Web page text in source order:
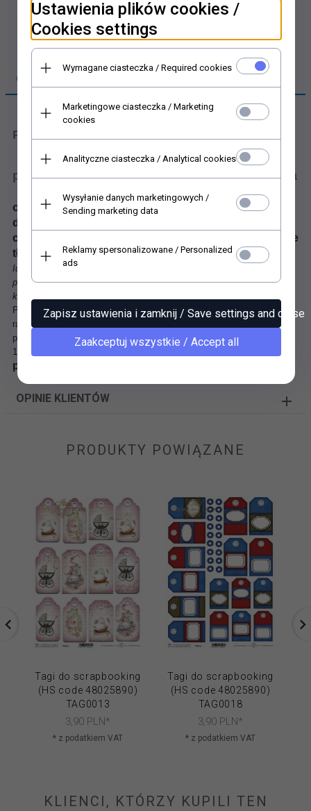
OPIS PRODUKTU
Papier scrapbooking
papier półprzezroczysty do scrapbooking, kalka
ornamenty, dekory, ramki * papier do scrapbookingu
delikatne, subtelne koronki, trzy kolory: niebieski,
czarny i brązowy; jako motyw dekoracyjny albo piękne
tło
Idealne jako dodatek do ozdabianej strony, kartki. Piękne motywy
pozwolą stworzyć wiele wspaniałych projektów scrapbookingowych,
kartek okolicznościowych lub ozdób do dekoracji Twojego otoczenia.
Przepiękna kolekcja papierów do scrapbookingu na kalce. Ciekawe tła,
ramki.
papiery do scrapbookingu Itd Collection
115g, A4 (210x297mm)
papier do scrapbookingu P0015
OPINIE KLIENTÓW
PRODUKTY POWIĄZANE
Tagi do scrapbooking
(HS code 48025890)
TAG0013
3,90 PLN*
* z podatkiem VAT
Tagi do scrapbooking
(HS code 48025890)
TAG0018
3,90 PLN*
* z podatkiem VAT
KLIENCI, KTÓRZY KUPILI TEN
Ustawienia plików cookies /
Cookies settings
Wymagane ciasteczka / Required cookies
Marketingowe ciasteczka / Marketing
cookies
Analityczne ciasteczka / Analytical cookies
Wysyłanie danych marketingowych /
Sending marketing data
Reklamy spersonalizowane / Personalized
ads
Zapisz ustawienia i zamknij / Save settings and close
Zaakceptuj wszystkie / Accept all